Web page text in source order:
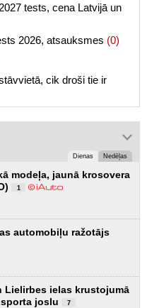
tests, cena Latvijā un
2026, atsauksmes (0)
cik droši tie ir
Dienas Nedēļas
modeļa, jaunā krosovera
1
automobiļu ražotājs
Lielirbes ielas krustojumā
joslu
7